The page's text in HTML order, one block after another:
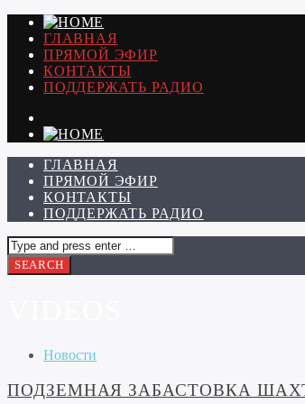
ГЛАВНАЯ
ПРЯМОЙ ЭФИР
КОНТАКТЫ
ПОДДЕРЖАТЬ РАДИО
ГЛАВНАЯ
ПРЯМОЙ ЭФИР
КОНТАКТЫ
ПОДДЕРЖАТЬ РАДИО
Новости
ПОДЗЕМНАЯ ЗАБАСТОВКА